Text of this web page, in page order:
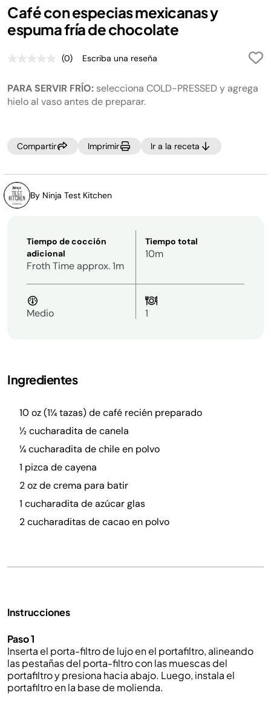
Café con especias mexicanas y
espuma fría de chocolate
Sin
Enlace
en
la
(0) Escriba una reseña
PARA SERVIR FRÍO: selecciona COLD-PRESSED y agrega
hielo al vaso antes de preparar.
Compartir Imprimir Ir a la receta
By Ninja Test Kitchen
Tiempo de cocción
adicional
Froth Time approx. 1m
Tiempo total
10m
Medio 1
Ingredientes
10 oz (1¼ tazas) de café recién preparado
½ cucharadita de canela
¼ cucharadita de chile en polvo
1 pizca de cayena
2 oz de crema para batir
1 cucharadita de azúcar glas
2 cucharaditas de cacao en polvo
Instrucciones
Paso 1
Inserta el porta-filtro de lujo en el portafiltro, alineando
las pestañas del porta-filtro con las muescas del
portafiltro y presiona hacia abajo. Luego, instala el
portafiltro en la base de molienda.